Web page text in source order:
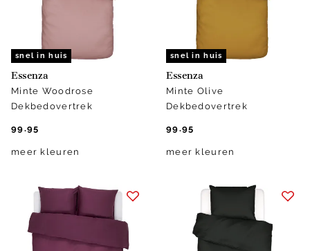
snel in huis
Essenza
Minte Woodrose
Dekbedovertrek
99.95
meer kleuren
snel in huis
Essenza
Minte Olive
Dekbedovertrek
99.95
meer kleuren